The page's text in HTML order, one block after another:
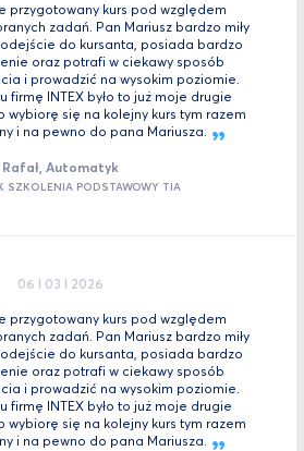
przygotowany kurs pod względem
zadań. Pan Mariusz bardzo miły
do kursanta, posiada bardzo
oraz potrafi w ciekawy sposób
i prowadzić na wysokim poziomie.
firmę INTEX było to już moje drugie
wybiorę się na kolejny kurs tym razem
i na pewno do pana Mariusza.
Rafał, Automatyk
SZKOLENIA PODSTAWOWY TIA
06 I 03 I 2026
przygotowany kurs pod względem
zadań. Pan Mariusz bardzo miły
do kursanta, posiada bardzo
oraz potrafi w ciekawy sposób
i prowadzić na wysokim poziomie.
firmę INTEX było to już moje drugie
wybiorę się na kolejny kurs tym razem
i na pewno do pana Mariusza.